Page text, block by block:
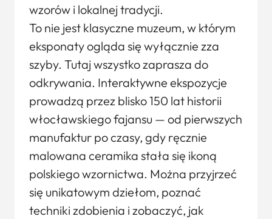
wzorów i lokalnej tradycji.
To nie jest klasyczne muzeum, w którym
eksponaty ogląda się wyłącznie zza
szyby. Tutaj wszystko zaprasza do
odkrywania. Interaktywne ekspozycje
prowadzą przez blisko 150 lat historii
włocławskiego fajansu — od pierwszych
manufaktur po czasy, gdy ręcznie
malowana ceramika stała się ikoną
polskiego wzornictwa. Można przyjrzeć
się unikatowym dziełom, poznać
techniki zdobienia i zobaczyć, jak